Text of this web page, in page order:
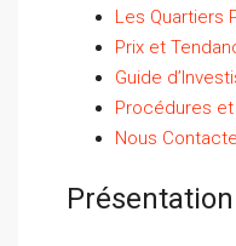
Les Quartiers
Prix et
Guide
Procédures
Nous